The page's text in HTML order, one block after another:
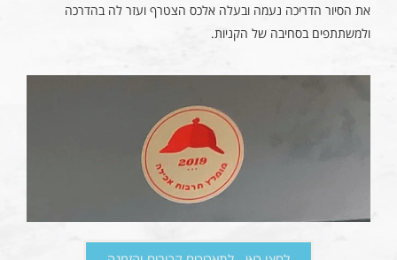
את הסיור הדריכה נעמה ובעלה אלכס הצטרף ועזר לה בהדרכה
ולמשתתפים בסחיבה של הקניות.